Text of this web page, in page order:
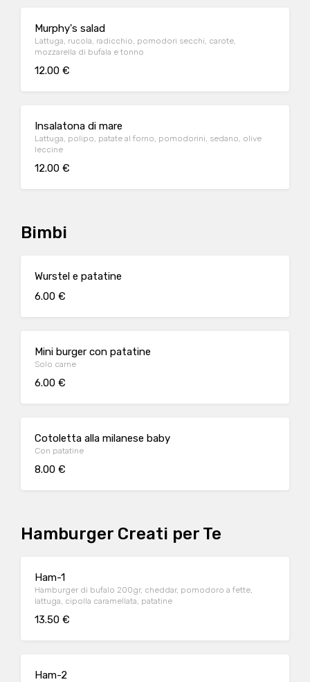
Murphy's salad
Lattuga, rucola, radicchio, pomodori secchi, carote,
mozzarella di bufala e tonno
12.00 €
Insalatona di mare
Lattuga, polipo, patate al forno, pomodorini, sedano, olive
leccine
12.00 €
Bimbi
Wurstel e patatine
6.00 €
Mini burger con patatine
Solo carne
6.00 €
Cotoletta alla milanese baby
Con patatine
8.00 €
Hamburger Creati per Te
Ham-1
Hamburger di bufalo 200gr, cheddar, pomodoro a fette,
lattuga, cipolla caramellata, patatine
13.50 €
Ham-2